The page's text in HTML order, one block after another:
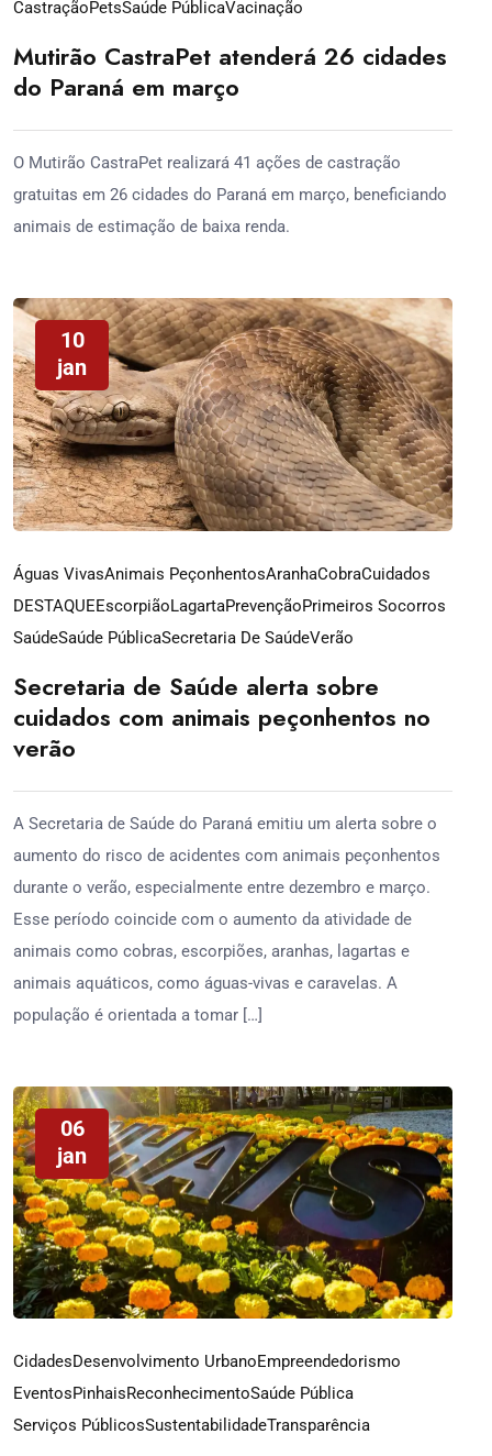
CastraçãoPetsSaúde PúblicaVacinação
Mutirão CastraPet atenderá 26 cidades
do Paraná em março
O Mutirão CastraPet realizará 41 ações de castração
gratuitas em 26 cidades do Paraná em março, beneficiando
animais de estimação de baixa renda.
10
jan
Águas VivasAnimais PeçonhentosAranhaCobraCuidados
DESTAQUEEscorpiãoLagartaPrevençãoPrimeiros Socorros
SaúdeSaúde PúblicaSecretaria De SaúdeVerão
Secretaria de Saúde alerta sobre
cuidados com animais peçonhentos no
verão
A Secretaria de Saúde do Paraná emitiu um alerta sobre o
aumento do risco de acidentes com animais peçonhentos
durante o verão, especialmente entre dezembro e março.
Esse período coincide com o aumento da atividade de
animais como cobras, escorpiões, aranhas, lagartas e
animais aquáticos, como águas-vivas e caravelas. A
população é orientada a tomar […]
06
jan
CidadesDesenvolvimento UrbanoEmpreendedorismo
EventosPinhaisReconhecimentoSaúde Pública
Serviços PúblicosSustentabilidadeTransparência